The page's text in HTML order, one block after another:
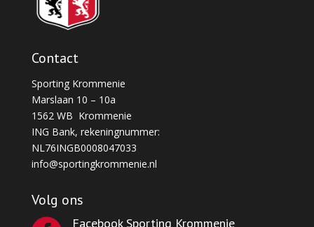
Contact
Sporting Krommenie
Marslaan 10 – 10a
1562 WB Krommenie
ING Bank, rekeningnummer:
NL76INGB0008047033
info@sportingkrommenie.nl
Volg ons
Facebook Sporting Krommenie